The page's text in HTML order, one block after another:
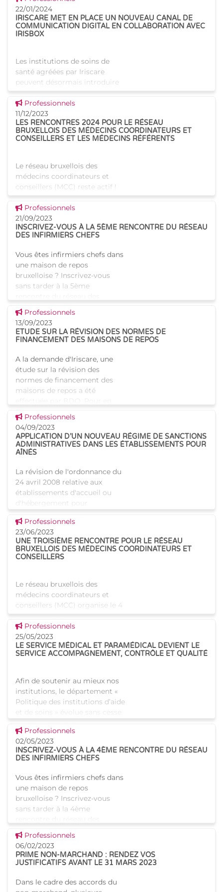
de repos (MR) et maisons de
repos et de
22/01/2024
IRISCARE MET EN PLACE UN NOUVEAU CANAL DE
COMMUNICATION DIGITAL EN COLLABORATION AVEC
IRISBOX
Les institutions de soins de
santé agréées par Iriscare
peuvent désormais introduire
leurs demandes d'autorisations
et d'agrément de manière
digitale via IRISbox. Cette
évolution s'inscrit
Voir cette news
Professionnels
11/12/2023
LES RENCONTRES 2024 POUR LE RÉSEAU
BRUXELLOIS DES MÉDECINS COORDINATEURS ET
CONSEILLERS ET LES MÉDECINS RÉFÉRENTS
Le réseau bruxellois des
médecins coordinateurs et
conseillers (MCC) reste actif !
Plusieurs réunions sont
planifiées pour 2024, avec des
thèmes d'actualité. Ces
rencontres donnent l'occasio
Voir cette news
Professionnels
21/09/2023
INSCRIVEZ-VOUS À LA 5ÈME RENCONTRE DU RÉSEAU
DES INFIRMIERS CHEFS
Vous êtes infirmiers chefs dans
une maison de repos
bruxelloise ? Inscrivez-vous
sans tarder à la 5ème
infirmiers chefs des maisons
de repos (MR) et maisons de
repos et de
Voir cette news
Professionnels
13/09/2023
ETUDE SUR LA RÉVISION DES NORMES DE
FINANCEMENT DES MAISONS DE REPOS
A la demande d'Iriscare, une
étude sur la révision des
normes de financement des
maisons de repos a été
savoir plus, consultez le
rapport final "".
Voir cette news
Professionnels
04/09/2023
APPLICATION D’UN NOUVEAU RÉGIME DE SANCTIONS
ADMINISTRATIVES DANS LES ÉTABLISSEMENTS POUR
AÎNÉS
La révision de l'ordonnance du
24 avril 2008 relative aux
établissements d'accueil ou
d'hébergement pour
entre autres, d'instaurer un
nouveau régime de sanctions
admin
Voir cette news
Professionnels
23/06/2023
UNE TROISIÈME RENCONTRE POUR LE RÉSEAU
BRUXELLOIS DES MÉDECINS COORDINATEURS ET
CONSEILLERS
Le réseau bruxellois des
médecins coordinateurs et
conseillers (MCC) organise le 4
juillet sa troisième rencontre.
Au programme, un sujet
d'actualité : l'avenir des MCC.
Les nouvelles compétence
Voir cette news
Professionnels
25/05/2023
LE SERVICE MÉDICAL ET PARAMÉDICAL DEVIENT LE
SERVICE ACCOMPAGNEMENT, CONTRÔLE ET QUALITÉ
Afin de soutenir au mieux nos
institutions, le département «
Politique des institutions d’aide
et de soins » évolue sans cesse.
service médical et paramédical
de
Voir cette news
Professionnels
02/05/2023
INSCRIVEZ-VOUS À LA 4ÈME RENCONTRE DU RÉSEAU
DES INFIRMIERS CHEFS
Vous êtes infirmiers chefs dans
une maison de repos
bruxelloise ? Inscrivez-vous
sans tarder à la 4ème
infirmiers chefs des maisons
de repos (MR) et maisons de
repos et de
Voir cette news
Professionnels
06/02/2023
PRIME NON-MARCHAND : RENDEZ VOS
JUSTIFICATIFS AVANT LE 31 MARS 2023
Dans le cadre des accords du